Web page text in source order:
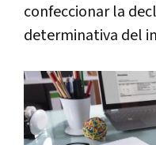
confeccionar la
determinativa del